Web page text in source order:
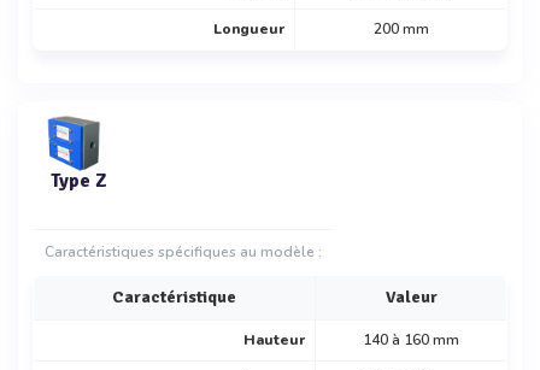
Longueur 200 mm
Type Z
Caractéristiques spécifiques au modèle :
Caractéristique Valeur
Hauteur 140 à 160 mm